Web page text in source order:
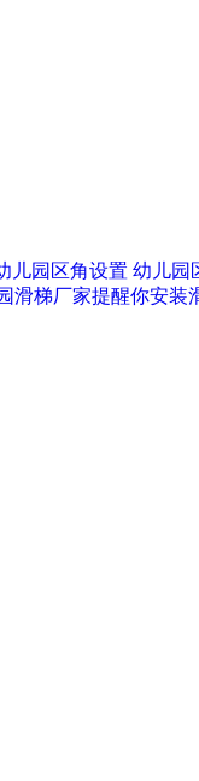
儿园区角设置 幼儿园
滑梯厂家提醒你安装